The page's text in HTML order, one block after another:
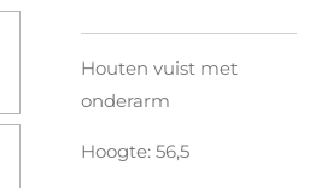
Houten vuist met
onderarm
Hoogte: 56,5